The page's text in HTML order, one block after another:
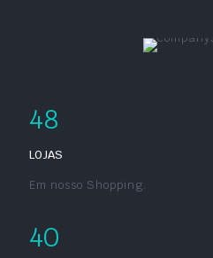
48
LOJAS
Em nosso Shopping.
40